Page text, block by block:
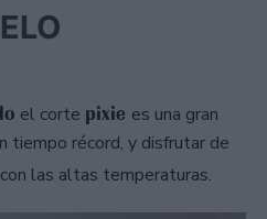
el corte pixie es una gran
tiempo récord, y disfrutar de
con las altas temperaturas.